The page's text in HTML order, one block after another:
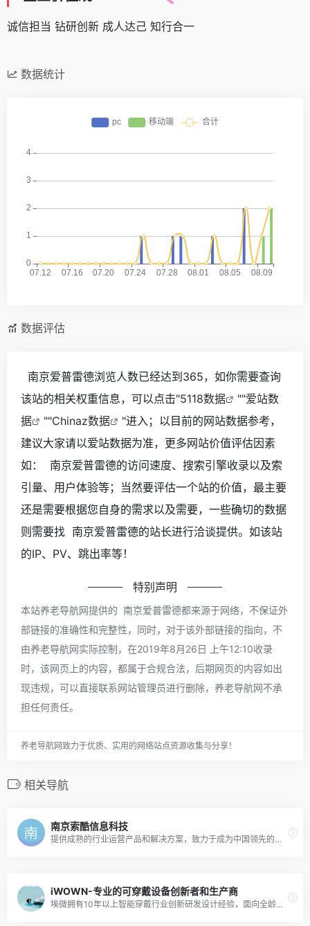
诚信担当 钻研创新 成人达己 知行合一
数据统计
数据评估
南京爱普雷德浏览人数已经达到365，如你需要查询
该站的相关权重信息，可以点击"5118数据 ""爱站数
据
""Chinaz数据
"进入；以目前的网站数据参考，
建议大家请以爱站数据为准，更多网站价值评估因素
如： 南京爱普雷德的访问速度、搜索引擎收录以及索
引量、用户体验等；当然要评估一个站的价值，最主要
还是需要根据您自身的需求以及需要，一些确切的数据
则需要找 南京爱普雷德的站长进行洽谈提供。如该站
的IP、PV、跳出率等！
特别声明
本站养老导航网提供的 南京爱普雷德都来源于网络，不保证外
部链接的准确性和完整性，同时，对于该外部链接的指向，不
由养老导航网实际控制，在2019年8月26日 上午12:10收录
时，该网页上的内容，都属于合规合法，后期网页的内容如出
现违规，可以直接联系网站管理员进行删除，养老导航网不承
担任何责任。
养老导航网致力于优质、实用的网络站点资源收集与分享！
相关导航
南京索酷信息科技
提供成熟的行业运营产品和解决方案，致力于成为中国领先的养老信息化平台服务提供商和大健康产业信息化服务提供商。
iWOWN-专业的可穿戴设备创新者和生产商
埃微拥有10年以上智能穿戴行业创新研发设计经验，面向全龄段多个生活场景，提供软件、硬件、云、制造、售后等一站式解决方案，具备成熟的整机交付能力。